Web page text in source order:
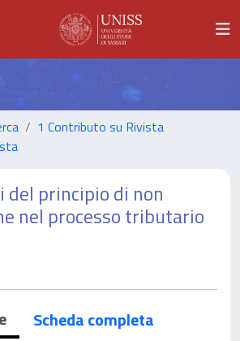
1 Contributo su Rivista
del principio di non
nel processo tributario
Scheda completa